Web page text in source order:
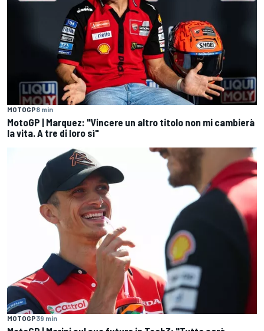
MOTOGP8 min
MotoGP | Marquez: "Vincere un altro titolo non mi cambierà
la vita. A tre di loro sì"
MOTOGP39 min